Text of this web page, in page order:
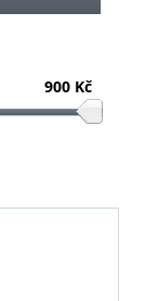
900 Kč